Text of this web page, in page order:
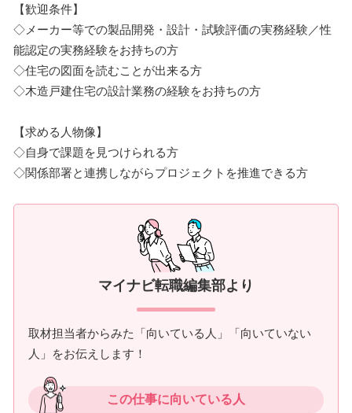
【歓迎条件】
◇メーカー等での製品開発・設計・試験評価の実務経験／性
能認定の実務経験をお持ちの方
◇住宅の図面を読むことが出来る方
◇木造戸建住宅の設計業務の経験をお持ちの方
【求める人物像】
◇自身で課題を見つけられる方
◇関係部署と連携しながらプロジェクトを推進できる方
マイナビ転職編集部より
取材担当者からみた「向いている人」「向いていない
人」をお伝えします！
この仕事に向いている人